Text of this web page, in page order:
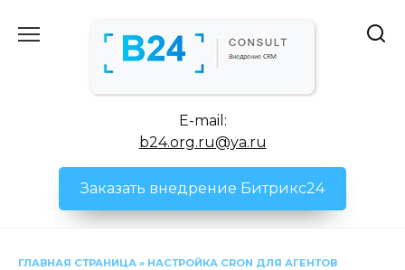
E-mail:
b24.org.ru@ya.ru
Заказать внедрение Битрикс24
ГЛАВНАЯ СТРАНИЦА » НАСТРОЙКА CRON ДЛЯ АГЕНТОВ